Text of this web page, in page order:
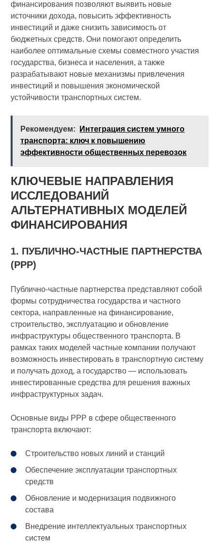
финансирования позволяют выявить новые
источники дохода, повысить эффективность
инвестиций и даже снизить зависимость от
бюджетных средств. Они помогают определить
наиболее оптимальные схемы совместного участия
государства, бизнеса и населения, а также
разрабатывают новые механизмы привлечения
инвестиций и повышения экономической
устойчивости транспортных систем.
Рекомендуем:
Интеграция систем умного
транспорта: ключ к повышению
эффективности общественных перевозок
КЛЮЧЕВЫЕ НАПРАВЛЕНИЯ
ИССЛЕДОВАНИЙ
АЛЬТЕРНАТИВНЫХ МОДЕЛЕЙ
ФИНАНСИРОВАНИЯ
1. ПУБЛИЧНО-ЧАСТНЫЕ ПАРТНЕРСТВА
(PPP)
Публично-частные партнерства представляют собой
формы сотрудничества государства и частного
сектора, направленные на финансирование,
строительство, эксплуатацию и обновление
инфраструктуры общественного транспорта. В
рамках таких моделей частные компании получают
возможность инвестировать в транспортную систему
и получать доход, а государство — использовать
инвестированные средства для решения важных
инфраструктурных задач.
Основные виды PPP в сфере общественного
транспорта включают:
Строительство новых линий и станций
Обеспечение эксплуатации транспортных
средств
Обновление и модернизация подвижного
состава
Внедрение интеллектуальных транспортных
систем